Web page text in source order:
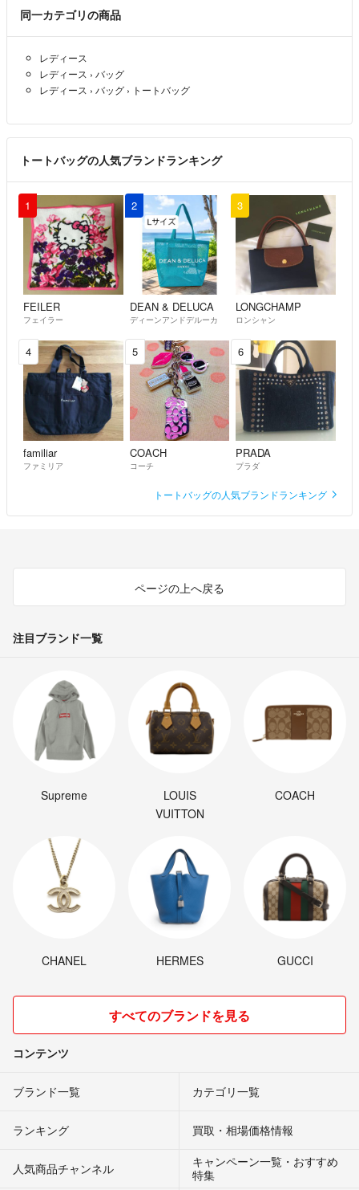
同一カテゴリの商品
レディース
レディース › バッグ
レディース › バッグ › トートバッグ
トートバッグの人気ブランドランキング
1
FEILER
フェイラー
2
DEAN & DELUCA
ディーンアンドデルーカ
3
LONGCHAMP
ロンシャン
4
familiar
ファミリア
5
COACH
コーチ
6
PRADA
プラダ
トートバッグの人気ブランドランキング
ページの上へ戻る
注目ブランド一覧
Supreme
LOUIS
VUITTON
COACH
CHANEL HERMES GUCCI
すべてのブランドを見る
コンテンツ
ブランド一覧 カテゴリ一覧
ランキング 買取・相場価格情報
人気商品チャンネル
キャンペーン一覧・おすすめ
特集